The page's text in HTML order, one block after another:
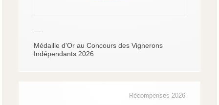
—
Médaille d'Or au Concours des Vignerons
Indépendants 2026
Récompenses 2026